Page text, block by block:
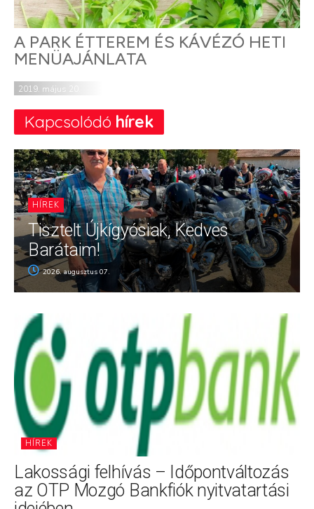
A PARK ÉTTEREM ÉS KÁVÉZÓ HETI
MENÜAJÁNLATA
2019. május 20.
Kapcsolódó hírek
HÍREK
Tisztelt Újkígyósiak, Kedves
Barátaim!
2026. augusztus 07.
HÍREK
Lakossági felhívás – Időpontváltozás
az OTP Mozgó Bankfiók nyitvatartási